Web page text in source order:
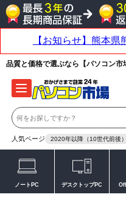
品質と価格で選ぶなら【パソコン市
人気ページ 2020年以降（10世代前後）
ノートPC デスクトップPC